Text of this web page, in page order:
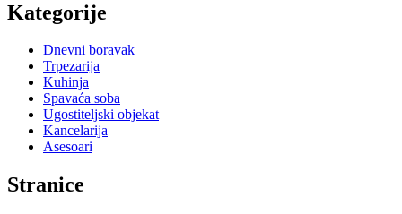
Kategorije
Dnevni boravak
Trpezarija
Kuhinja
Spavaća soba
Ugostiteljski objekat
Kancelarija
Asesoari
Stranice